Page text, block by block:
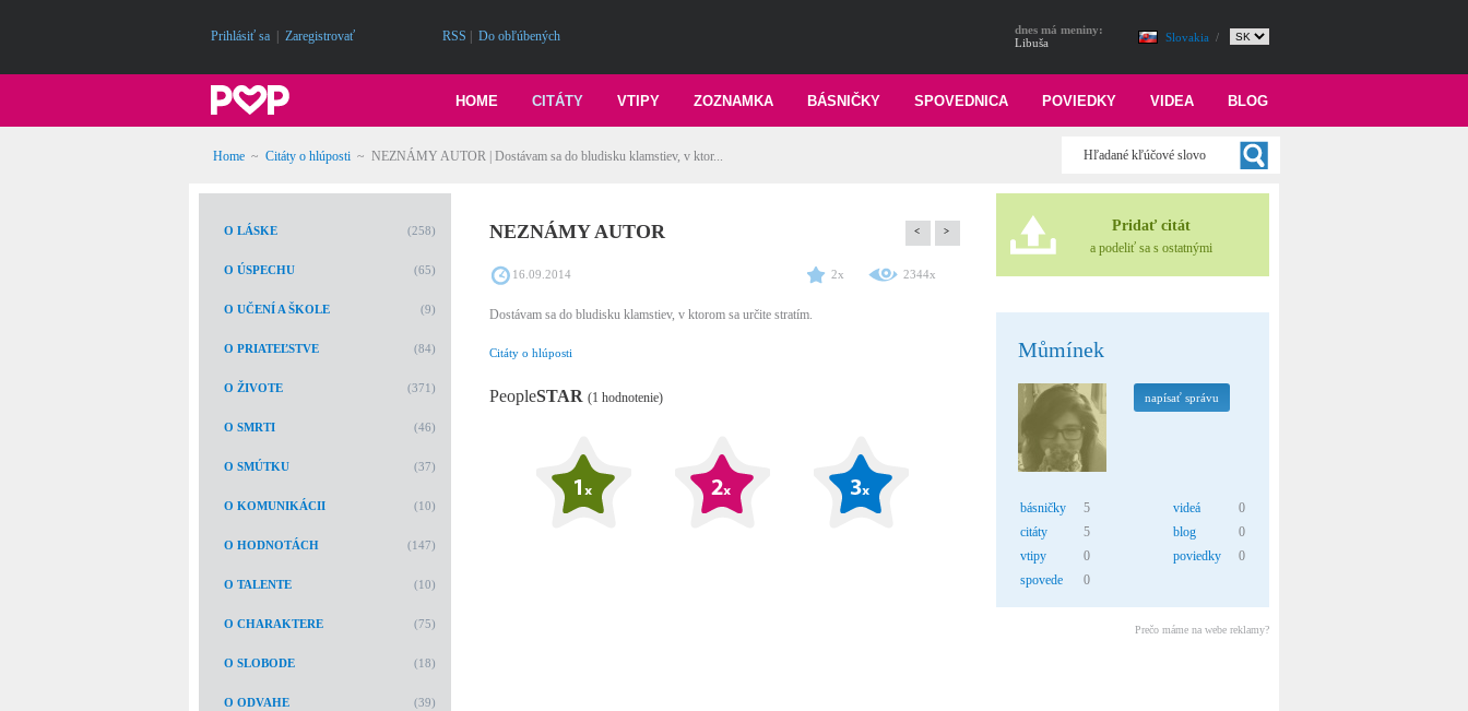
Prihlásiť sa Zaregistrovať RSS Do obľúbených Slovakia /
dnes má meniny:
Libuša
BLOG
VIDEA
POVIEDKY
SPOVEDNICA
BÁSNIČKY
ZOZNAMKA
VTIPY
CITÁTY
HOME
Home ~ Citáty o hlúposti ~ NEZNÁMY AUTOR | Dostávam sa do bludisku klamstiev, v ktor...
O LÁSKE (258)
O ÚSPECHU (65)
O UČENÍ A ŠKOLE (9)
O PRIATEĽSTVE (84)
O ŽIVOTE (371)
O SMRTI (46)
O SMÚTKU (37)
O KOMUNIKÁCII (10)
O HODNOTÁCH (147)
O TALENTE (10)
O CHARAKTERE (75)
O SLOBODE (18)
O ODVAHE (39)
NEZNÁMY AUTOR < >
16.09.2014 2x 2344x
Dostávam sa do bludisku klamstiev, v ktorom sa určite stratím.
Citáty o hlúposti
PeopleSTAR (1 hodnotenie)
Pridať citát
a podeliť sa s ostatnými
Můmínek
napísať správu
básničky
5
citáty
5
vtipy
0
spovede
0
videá
0
blog
0
poviedky
0
Prečo máme na webe reklamy?